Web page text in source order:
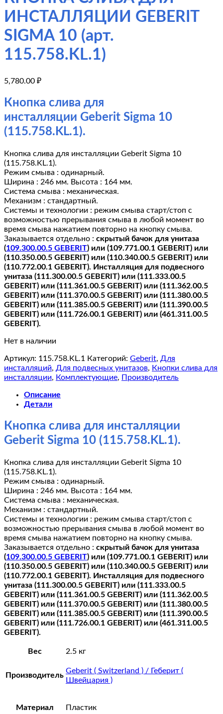
ИНСТАЛЛЯЦИИ GEBERIT
SIGMA 10 (арт.
115.758.KL.1)
5,780.00 ₽
Кнопка слива для
инсталляции Geberit Sigma 10
(115.758.KL.1).
Кнопка слива для инсталляции Geberit Sigma 10
(115.758.KL.1).
Режим смыва : одинарный.
Ширина : 246 мм. Высота : 164 мм.
Система смыва : механическая.
Механизм : стандартный.
Системы и технологии : режим смыва старт/стоп с
возможностью прерывания смыва в любой момент во
время смыва нажатием повторно на кнопку смыва.
Заказывается отдельно : скрытый бачок для унитаза
(109.300.00.5 GEBERIT) или (109.771.00.1 GEBERIT) или
(110.350.00.5 GEBERIT) или (110.340.00.5 GEBERIT) или
(110.772.00.1 GEBERIT). Инсталляция для подвесного
унитаза (111.300.00.5 GEBERIT) или (111.333.00.5
GEBERIT) или (111.361.00.5 GEBERIT) или (111.362.00.5
GEBERIT) или (111.370.00.5 GEBERIT) или (111.380.00.5
GEBERIT) или (111.385.00.5 GEBERIT) или (111.390.00.5
GEBERIT) или (111.726.00.1 GEBERIT) или (461.311.00.5
GEBERIT).
Нет в наличии
Артикул: 115.758.KL.1 Категорий: Geberit, Для
инсталляций, Для подвесных унитазов, Кнопки слива для
инсталляции, Комплектующие, Производитель
Описание
Детали
Кнопка слива для инсталляции
Geberit Sigma 10 (115.758.KL.1).
Кнопка слива для инсталляции Geberit Sigma 10
(115.758.KL.1).
Режим смыва : одинарный.
Ширина : 246 мм. Высота : 164 мм.
Система смыва : механическая.
Механизм : стандартный.
Системы и технологии : режим смыва старт/стоп с
возможностью прерывания смыва в любой момент во
время смыва нажатием повторно на кнопку смыва.
Заказывается отдельно : скрытый бачок для унитаза
(109.300.00.5 GEBERIT) или (109.771.00.1 GEBERIT) или
(110.350.00.5 GEBERIT) или (110.340.00.5 GEBERIT) или
(110.772.00.1 GEBERIT). Инсталляция для подвесного
унитаза (111.300.00.5 GEBERIT) или (111.333.00.5
GEBERIT) или (111.361.00.5 GEBERIT) или (111.362.00.5
GEBERIT) или (111.370.00.5 GEBERIT) или (111.380.00.5
GEBERIT) или (111.385.00.5 GEBERIT) или (111.390.00.5
GEBERIT) или (111.726.00.1 GEBERIT) или (461.311.00.5
GEBERIT).
Вес 2.5 кг
Производитель
Geberit ( Switzerland ) / Геберит (
Швейцария )
Материал Пластик